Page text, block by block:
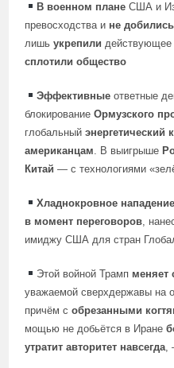
В военном плане США и
превосходства и не добились
лишьукрепили действующее
сплотили общество
Эффективныеответные
блокированиеОрмузского
глобальныйэнергетический
американцам. В выигрыше
Китай— с технологиями
Хладнокровное нападение
в момент переговоров,
имиджу США для стран
Этой войной Трамп меняет
уважаемой сверхдержавы на
причём собрезанными
мощью не добьётся в Иране
утратит авторитет навсегда,